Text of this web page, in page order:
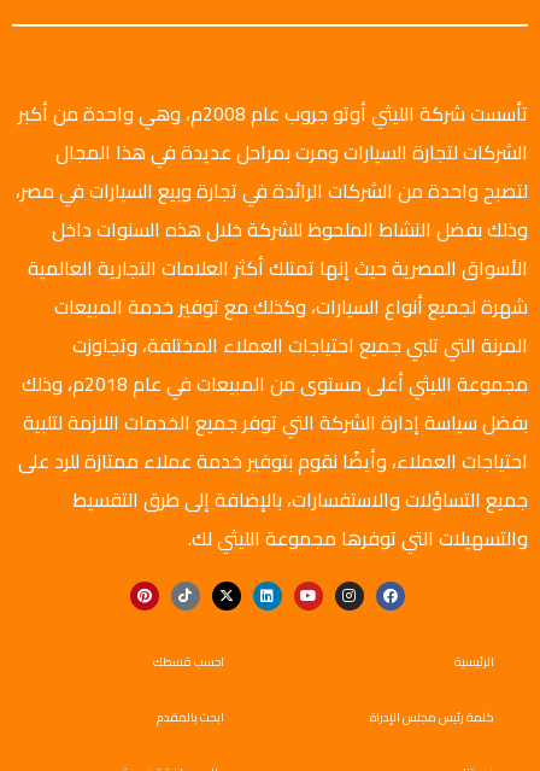
تأسست شركة الليثي أوتو جروب عام 2008م، وهي واحدة من أكبر
الشركات لتجارة السيارات ومرت بمراحل عديدة في هذا المجال
لتصبح واحدة من الشركات الرائدة في تجارة وبيع السيارات في مصر،
وذلك بفضل النشاط الملحوظ للشركة خلال هذه السنوات داخل
الأسواق المصرية حيث إنها تمتلك أكثر العلامات التجارية العالمية
شهرة لجميع أنواع السيارات، وكذلك مع توفير خدمة المبيعات
المرنة التي تلبي جميع احتياجات العملاء المختلفة، وتجاوزت
مجموعة الليثي أعلى مستوى من المبيعات في عام 2018م، وذلك
بفضل سياسة إدارة الشركة التي توفر جميع الخدمات اللازمة لتلبية
احتياجات العملاء، وأيضًا نقوم بتوفير خدمة عملاء ممتازة للرد على
جميع التساؤلات والاستفسارات، بالإضافة إلى طرق التقسيط
والتسهيلات التي توفرها مجموعة الليثي لك.
الرئيسية
كلمة رئيس مجلس الإدراة
احسب قسطك
ابحث بالمقدم